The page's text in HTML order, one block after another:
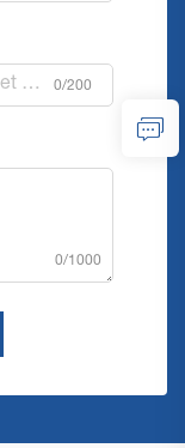
0/200
0/1000